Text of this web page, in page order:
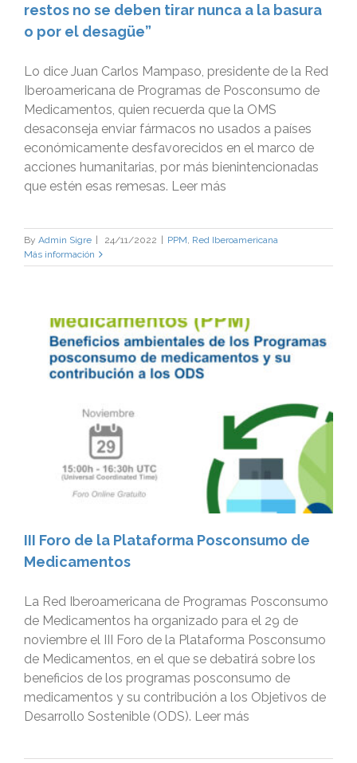
restos no se deben tirar nunca a la basura
o por el desagüe”
Lo dice Juan Carlos Mampaso, presidente de la Red
Iberoamericana de Programas de Posconsumo de
Medicamentos, quien recuerda que la OMS
desaconseja enviar fármacos no usados a países
económicamente desfavorecidos en el marco de
acciones humanitarias, por más bienintencionadas
que estén esas remesas. Leer más
By Admin Sigre | 24/11/2022 | PPM Red Iberoamericana
Más información
III Foro de la Plataforma Posconsumo de
Medicamentos
La Red Iberoamericana de Programas Posconsumo
de Medicamentos ha organizado para el 29 de
noviembre el III Foro de la Plataforma Posconsumo
de Medicamentos, en el que se debatirá sobre los
beneficios de los programas posconsumo de
medicamentos y su contribución a los Objetivos de
Desarrollo Sostenible (ODS). Leer más